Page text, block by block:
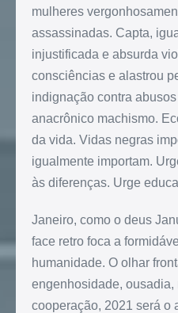
mulheres
assassinadas. Capta,
injustificada e absurda
consciências e alastrou
indignação contra
anacrônico machismo.
da vida. Vidas negras
igualmente importam.
às diferenças. Urge
Janeiro, como o deus
face retro foca a
humanidade. O olhar
engenhosidade, ousadia,
cooperação, 2021 será o